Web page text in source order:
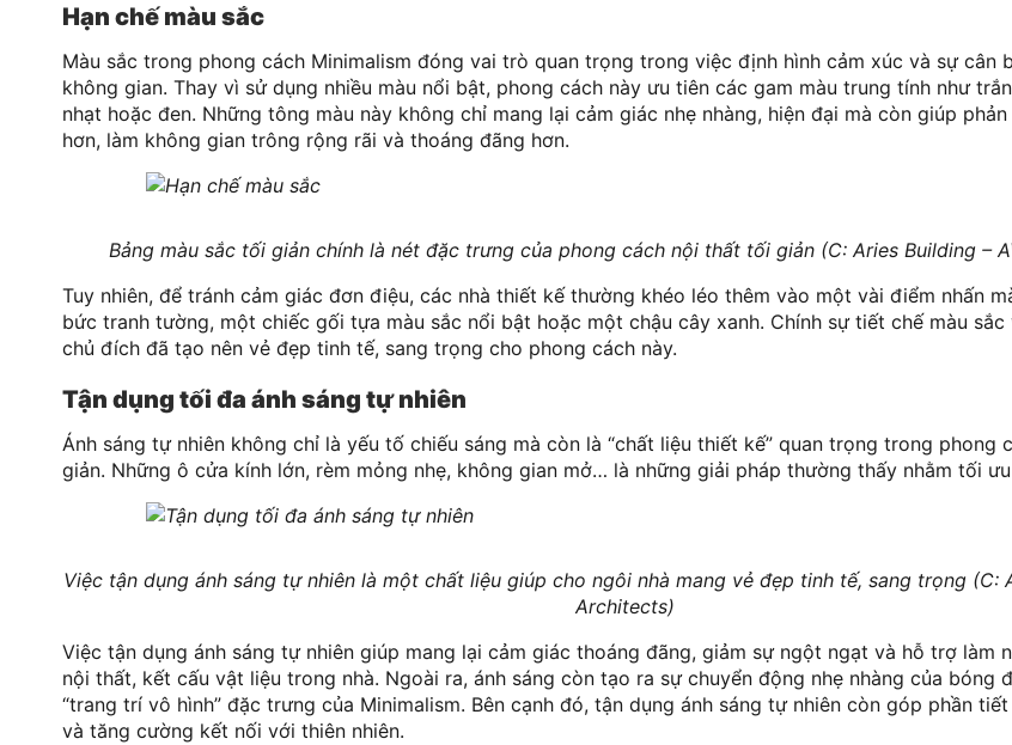
Hạn chế màu sắc
Màu sắc trong phong cách Minimalism đóng vai trò quan trọng trong việc định hình cảm xúc và sự cân
không gian. Thay vì sử dụng nhiều màu nổi bật, phong cách này ưu tiên các gam màu trung tính như
nhạt hoặc đen. Những tông màu này không chỉ mang lại cảm giác nhẹ nhàng, hiện đại mà còn giúp
hơn, làm không gian trông rộng rãi và thoáng đãng hơn.
Bảng màu sắc tối giản chính là nét đặc trưng của phong cách nội thất tối giản (C: Aries Building –
Tuy nhiên, để tránh cảm giác đơn điệu, các nhà thiết kế thường khéo léo thêm vào một vài điểm nhấn
bức tranh tường, một chiếc gối tựa màu sắc nổi bật hoặc một chậu cây xanh. Chính sự tiết chế màu sắc
chủ đích đã tạo nên vẻ đẹp tinh tế, sang trọng cho phong cách này.
Tận dụng tối đa ánh sáng tự nhiên
Ánh sáng tự nhiên không chỉ là yếu tố chiếu sáng mà còn là “chất liệu thiết kế” quan trọng trong phong
giản. Những ô cửa kính lớn, rèm mỏng nhẹ, không gian mở… là những giải pháp thường thấy nhằm tối
Việc tận dụng ánh sáng tự nhiên là một chất liệu giúp cho ngôi nhà mang vẻ đẹp tinh tế, sang trọng (C:
Architects)
Việc tận dụng ánh sáng tự nhiên giúp mang lại cảm giác thoáng đãng, giảm sự ngột ngạt và hỗ trợ làm
nội thất, kết cấu vật liệu trong nhà. Ngoài ra, ánh sáng còn tạo ra sự chuyển động nhẹ nhàng của bóng
“trang trí vô hình” đặc trưng của Minimalism. Bên cạnh đó, tận dụng ánh sáng tự nhiên còn góp phần
và tăng cường kết nối với thiên nhiên.